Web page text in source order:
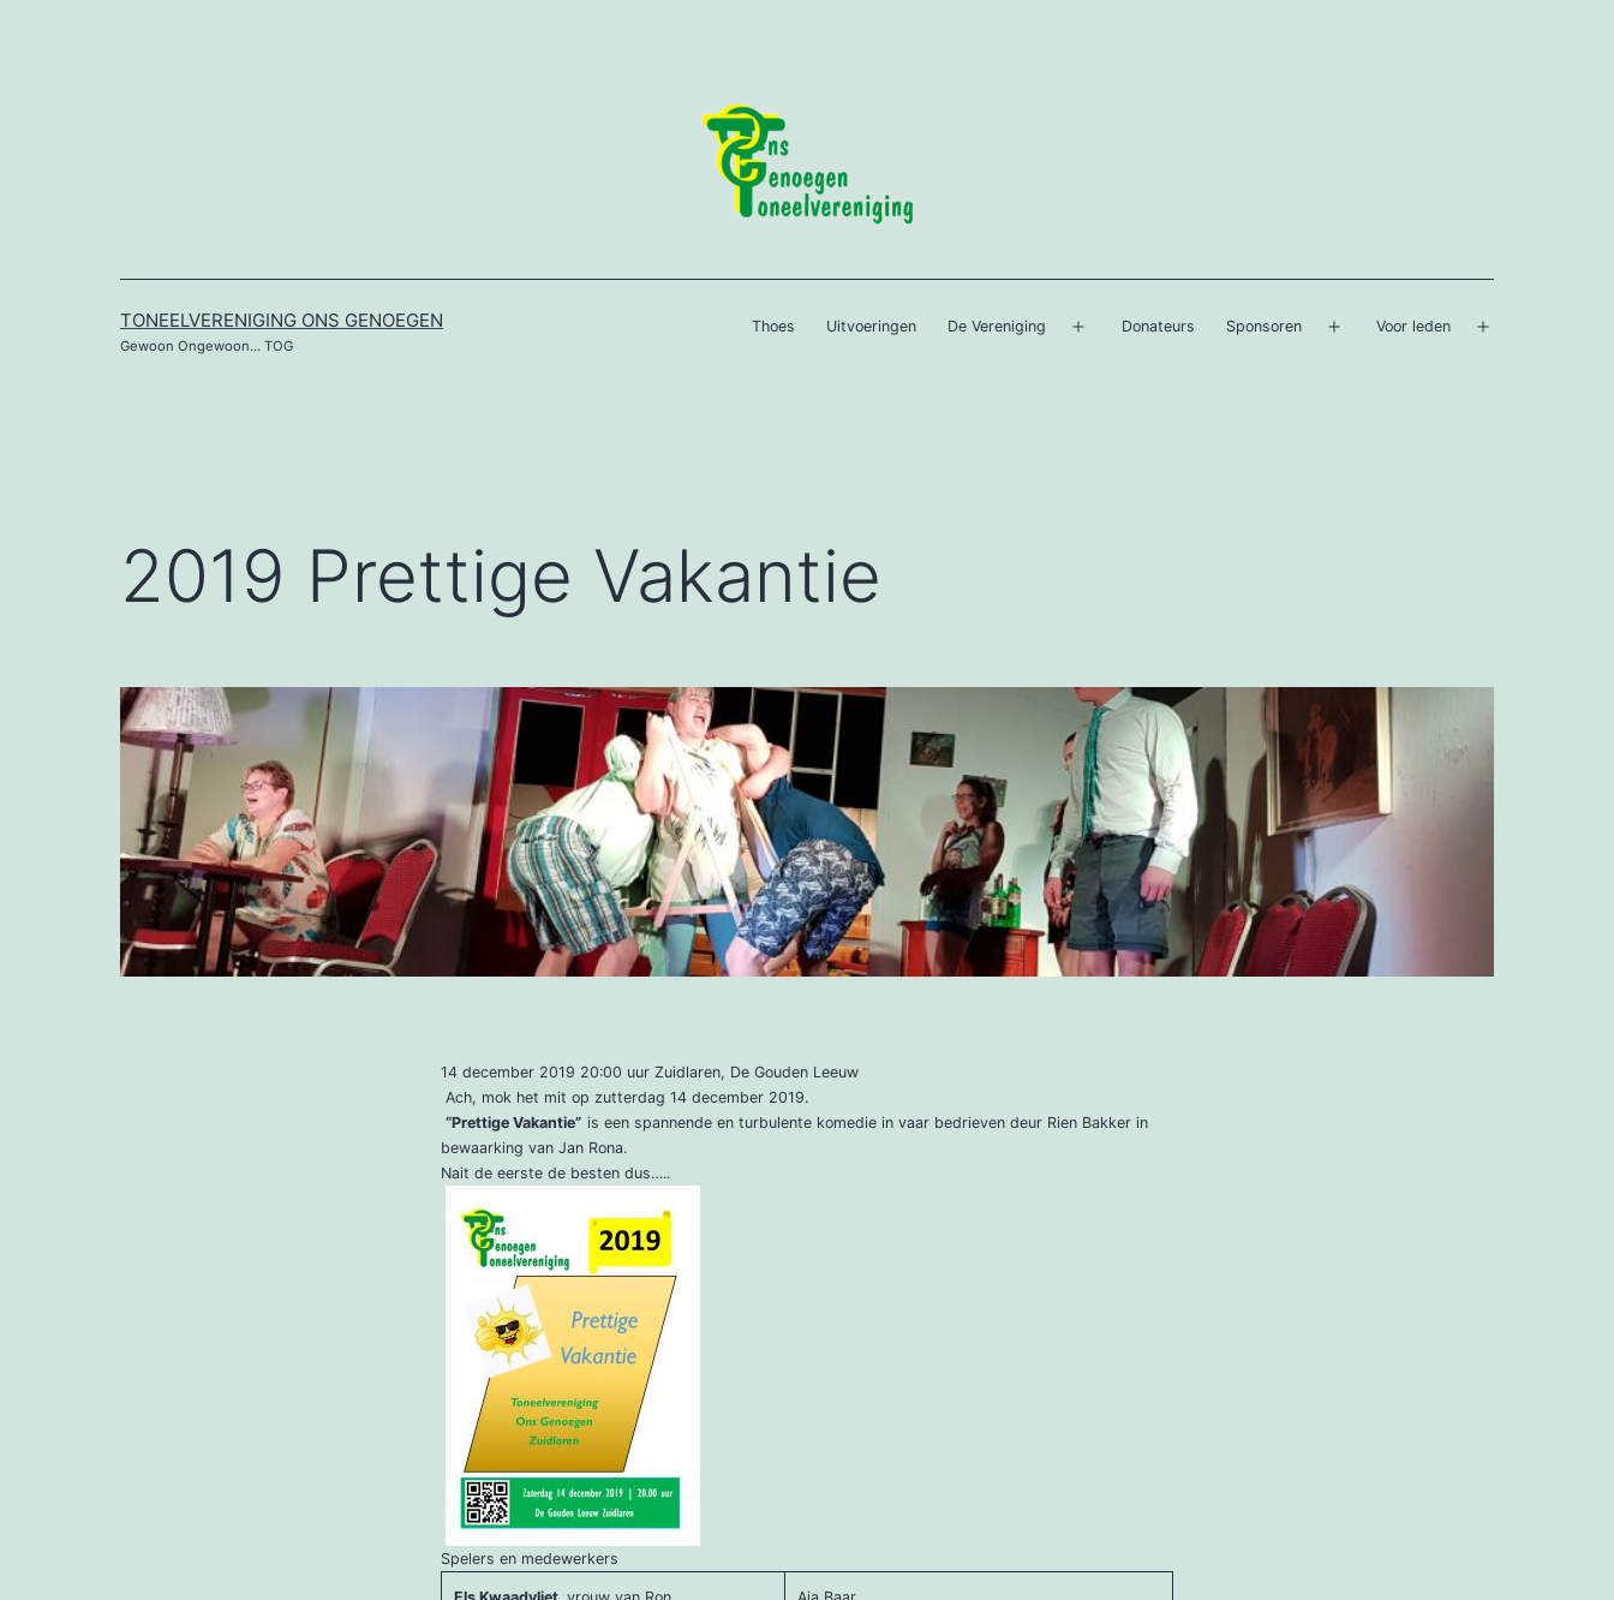
TONEELVERENIGING ONS GENOEGEN
Gewoon Ongewoon… TOG
Thoes Uitvoeringen De Vereniging
Open
Donateurs Sponsoren
Open
Voor leden
Open
2019 Prettige Vakantie
14 december 2019 20:00 uur Zuidlaren, De Gouden Leeuw
Ach, mok het mit op zutterdag 14 december 2019.
“Prettige Vakantie” is een spannende en turbulente komedie in vaar bedrieven deur Rien Bakker in
bewaarking van Jan Rona.
Nait de eerste de besten dus…..
Spelers en medewerkers